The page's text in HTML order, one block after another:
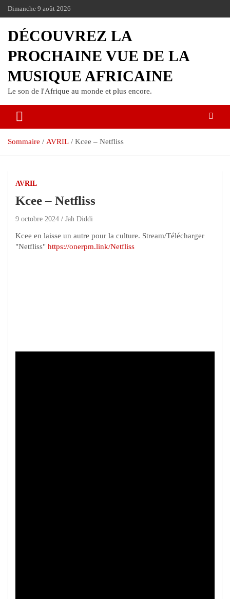
Dimanche 9 août 2026
DÉCOUVREZ LA
PROCHAINE VUE DE LA
MUSIQUE AFRICAINE
Le son de l'Afrique au monde et plus encore.
Sommaire AVRIL Kcee – Netfliss
AVRIL
Kcee – Netfliss
9 octobre 2024 Jah Diddi
Kcee en laisse un autre pour la culture. Stream/Télécharger
"Netfliss" https://onerpm.link/Netfliss